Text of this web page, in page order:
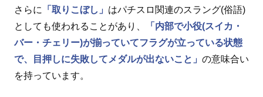
さらに 「取りこぼし」 はパチスロ関連のスラング(俗語)
としても使われることがあり、
「内部で小役(スイカ・
バー・チェリー)が揃っていてフラグが立っている状態
で、目押しに失敗してメダルが出ないこと」 の意味合い
を持っています。